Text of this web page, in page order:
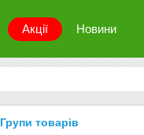
Акції Новини
Групи товарів